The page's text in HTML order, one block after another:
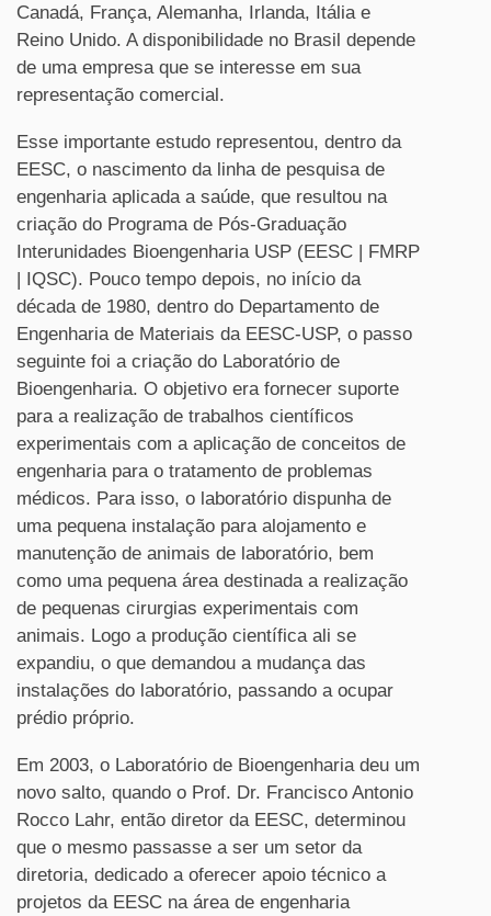
Canadá, França, Alemanha, Irlanda, Itália e
Reino Unido. A disponibilidade no Brasil depende
de uma empresa que se interesse em sua
representação comercial.
Esse importante estudo representou, dentro da
EESC, o nascimento da linha de pesquisa de
engenharia aplicada a saúde, que resultou na
criação do Programa de Pós-Graduação
Interunidades Bioengenharia USP (EESC | FMRP
| IQSC). Pouco tempo depois, no início da
década de 1980, dentro do Departamento de
Engenharia de Materiais da EESC-USP, o passo
seguinte foi a criação do Laboratório de
Bioengenharia. O objetivo era fornecer suporte
para a realização de trabalhos científicos
experimentais com a aplicação de conceitos de
engenharia para o tratamento de problemas
médicos. Para isso, o laboratório dispunha de
uma pequena instalação para alojamento e
manutenção de animais de laboratório, bem
como uma pequena área destinada a realização
de pequenas cirurgias experimentais com
animais. Logo a produção científica ali se
expandiu, o que demandou a mudança das
instalações do laboratório, passando a ocupar
prédio próprio.
Em 2003, o Laboratório de Bioengenharia deu um
novo salto, quando o Prof. Dr. Francisco Antonio
Rocco Lahr, então diretor da EESC, determinou
que o mesmo passasse a ser um setor da
diretoria, dedicado a oferecer apoio técnico a
projetos da EESC na área de engenharia